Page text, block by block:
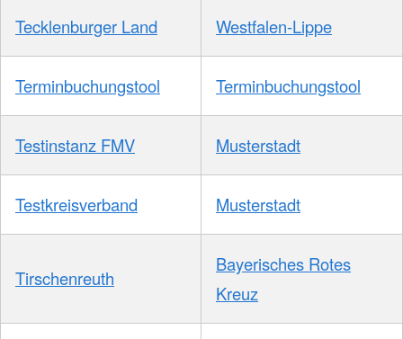
Tecklenburger Land Westfalen-Lippe
Terminbuchungstool Terminbuchungstool
Testinstanz FMV Musterstadt
Testkreisverband Musterstadt
Tirschenreuth
Bayerisches Rotes
Kreuz